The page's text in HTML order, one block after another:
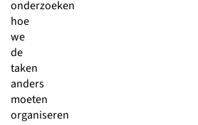
onderzoeken
hoe
we
de
taken
anders
moeten
organiseren